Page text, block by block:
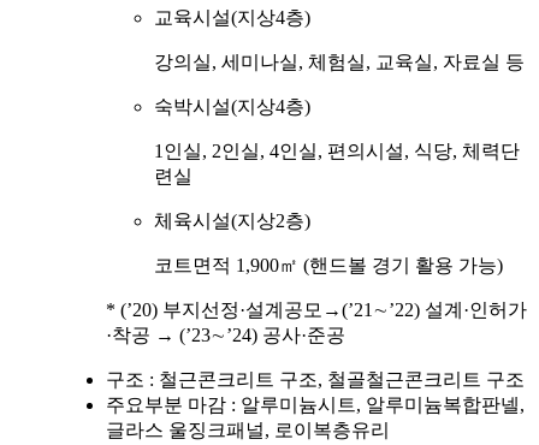
교육시설(지상4층)
강의실, 세미나실, 체험실, 교육실, 자료실 등
숙박시설(지상4층)
1인실, 2인실, 4인실, 편의시설, 식당, 체력단
련실
체육시설(지상2층)
코트면적 1,900㎡ (핸드볼 경기 활용 가능)
* (’20) 부지선정·설계공모→(’21∼’22) 설계·인허가
·착공 → (’23∼’24) 공사·준공
구조 : 철근콘크리트 구조, 철골철근콘크리트 구조
주요부분 마감 : 알루미늄시트, 알루미늄복합판넬,
글라스 울징크패널, 로이복층유리